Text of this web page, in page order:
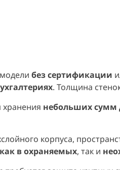
без сертификации
. Толщина
хранения небольших сумм
корпуса,
как в охраняемых, так и